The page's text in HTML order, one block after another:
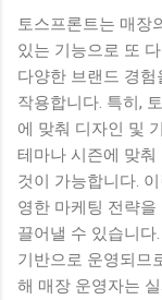
토스프론트는 매장
있는 기능으로 또
다양한 브랜드 경
작용합니다. 특히,
에 맞춰 디자인 및
테마나 시즌에 맞
것이 가능합니다.
영한 마케팅 전략
끌어낼 수 있습니
기반으로 운영되므
해 매장 운영자는